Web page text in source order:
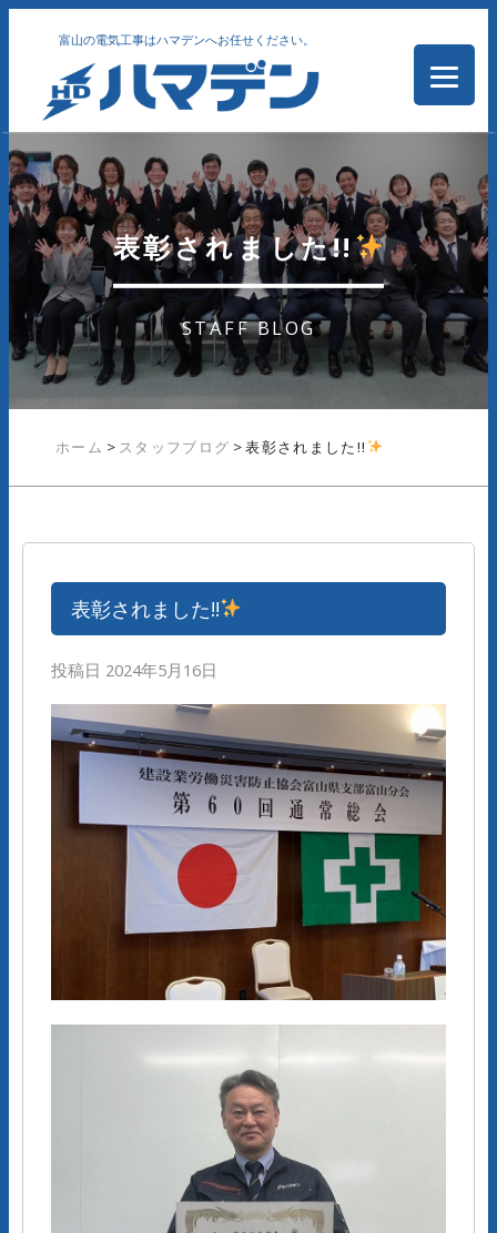
富山の電気工事はハマデンへお任せください。
表彰されました!!
STAFF BLOG
ホーム > スタッフブログ >表彰されました!!
表彰されました!!
投稿日 2024年5月16日